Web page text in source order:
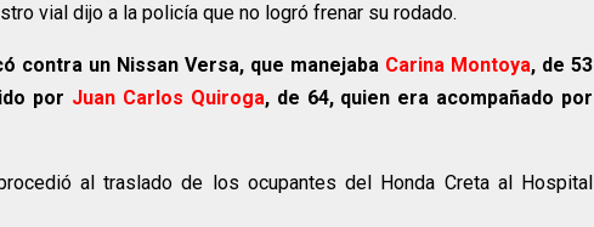
vial dijo a la policía que no logró frenar su rodado.
contra un Nissan Versa, que manejaba Carina Montoya, de 53
por Juan Carlos Quiroga, de 64, quien era acompañado por
al traslado de los ocupantes del Honda Creta al Hospital